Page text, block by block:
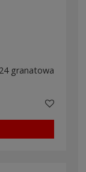
granatowa